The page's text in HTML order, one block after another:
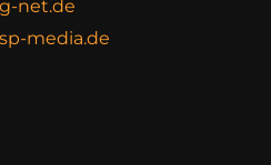
net.de
media.de